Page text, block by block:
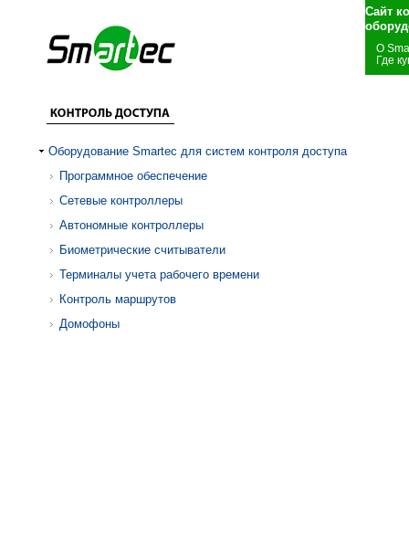
Сайт
О
Где
Оборудование Smartec для систем контроля доступа
Программное обеспечение
Сетевые контроллеры
Автономные контроллеры
Биометрические считыватели
Терминалы учета рабочего времени
Контроль маршрутов
Домофоны